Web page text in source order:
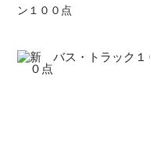
ン１００点